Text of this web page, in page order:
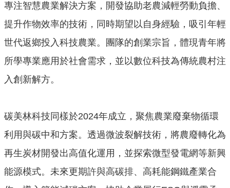
專注智慧農業解決方案，開發協助老農減輕勞動負擔、
提升作物效率的技術，同時期望以自身經驗，吸引年輕
世代返鄉投入科技農業。團隊的創業宗旨，體現青年將
所學專業應用於社會需求，並以數位科技為傳統農村注
入創新解方。
碳美林科技同樣於2024年成立，聚焦農業廢棄物循環
利用與碳中和方案。透過微波裂解技術，將農廢轉化為
再生炭材開發出高值化運用，並探索微型發電網等新興
能源模式。未來更期許與高碳排、高耗能鋼鐵產業合